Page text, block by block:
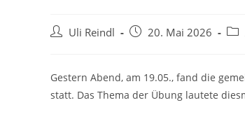
Uli Reindl 20. Mai 2026
Gestern Abend, am 19.05., fand die
statt. Das Thema der Übung lautete